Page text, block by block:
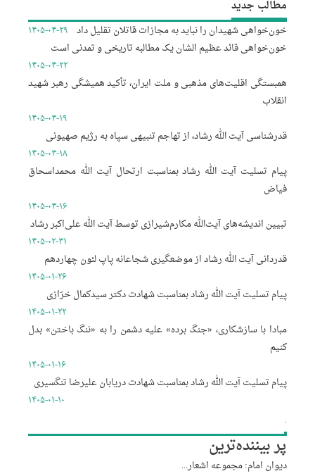
مطالب جدید
خون‌خواهی شهیدان را نباید به مجازات قاتلان تقلیل داد ۱۴۰۵-۰۴-۲۹
خون‌خواهی قائد عظیم الشان یک مطالبه تاریخی و تمدنی است
۱۴۰۵-۰۴-۲۲
همبستگی اقلیت‌های مذهبی و ملت ایران، تأکید همیشگی رهبر شهید
انقلاب
۱۴۰۵-۰۳-۱۹
قدرشناسی آیت الله رشاد، از تهاجم تنبیهی سپاه به رژیم صهیونی
۱۴۰۵-۰۳-۱۸
پیام تسلیت آیت الله رشاد بمناسبت ارتحال آیت الله محمداسحاق
فیاض
۱۴۰۵-۰۳-۱۶
تبیین اندیشه‌های آیت‌الله مکارم‌شیرازی توسط آیت الله علی‌اکبر رشاد
۱۴۰۵-۰۲-۳۱
قدردانی آیت الله رشاد از موضعگیری شجاعانه پاپ لئون چهاردهم
۱۴۰۵-۰۱-۲۶
پیام تسلیت آیت الله رشاد بمناسبت شهادت دکتر سیدکمال خرّازی
۱۴۰۵-۰۱-۲۲
مبادا با سازشکاری، «جنگ برده» علیه دشمن را به «ننگ باختن» بدل
کنیم
۱۴۰۵-۰۱-۱۶
پیام تسلیت آیت الله رشاد بمناسبت شهادت دریابان علیرضا تنگسیری
۱۴۰۵-۰۱-۱۰
.
پر بیننده‌ترین
دیوان امام: مجموعه اشعار...